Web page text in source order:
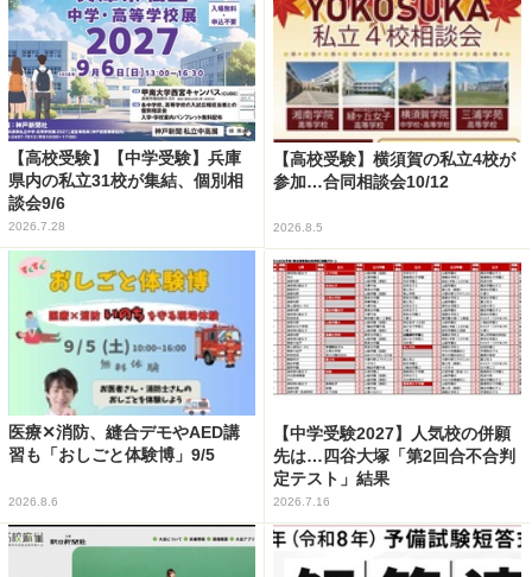
【高校受験】【中学受験】兵庫
県内の私立31校が集結、個別相
談会9/6
2026.7.28
【高校受験】横須賀の私立4校が
参加…合同相談会10/12
2026.8.5
医療✕消防、縫合デモやAED講
習も「おしごと体験博」9/5
2026.8.6
【中学受験2027】人気校の併願
先は…四谷大塚「第2回合不合判
定テスト」結果
2026.7.16